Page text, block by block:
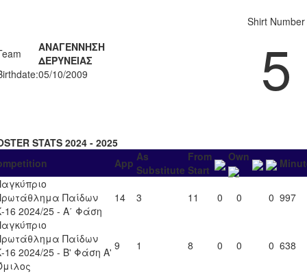
ΑΝΑΓΕΝΝΗΣΗ
ΔΕΡΥΝΕΙΑΣ
05/10/2009
Shirt Number
5
STATS 2024 - 2025
App As
Substitute
From
Start
Own
Παίδων
16 2024/25 - Α΄ Φάση
14 3 11 0 0 0 997
Παίδων
16 2024/25 - Β' Φάση Α' 9 1 8 0 0 0 638